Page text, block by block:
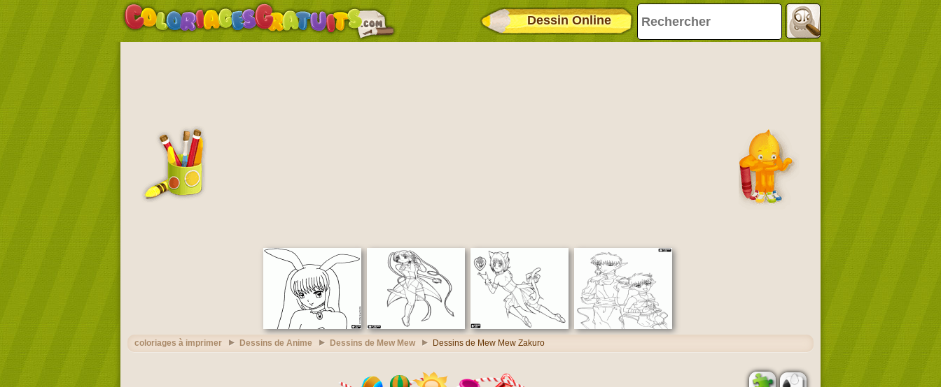
Dessin Online
coloriages à imprimer Dessins de Anime Dessins de Mew Mew Dessins de Mew Mew Zakuro